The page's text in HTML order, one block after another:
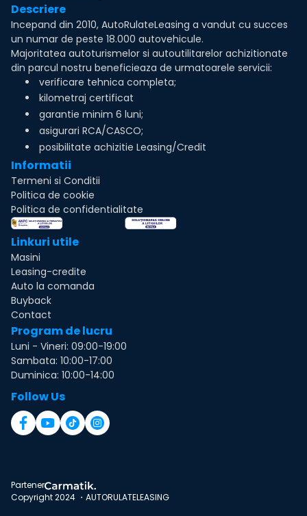
Descriere
Incepand din 2010, AutoRulateLeasing a vandut cu succes
un numar de peste 18.000 autovehicule.
Majoritatea autoturismelor si autoutilitarelor achizitionate
din parcul nostru beneficieaza de urmatoarele servicii:
verificare tehnica completa;
kilometraj certificat
garantie minim 6 luni;
asigurari RCA/CASCO;
posibilitate achizitie Leasing/Credit
Informatii
Termeni si Conditii
Politica de cookie
Politica de confidentialitate
Linkuri utile
Masini
Leasing-credite
Auto la comanda
Buyback
Contact
Program de lucru
Luni - Vineri: 09:00-19:00
Sambata: 10:00-17:00
Duminica: 10:00-14:00
Follow Us
Partener
Copyright 2024 ・AUTORULATELEASING